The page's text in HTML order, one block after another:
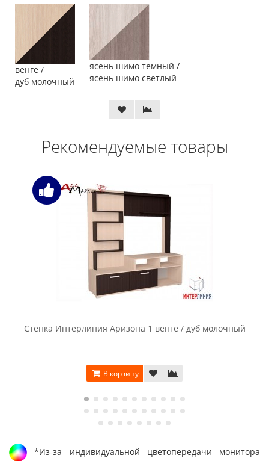
венге /
дуб молочный
ясень шимо темный /
ясень шимо светлый
Рекомендуемые товары
Стенка Интерлиния Аризона 1 венге / дуб молочный
В корзину
*Из-за индивидуальной цветопередачи монитора